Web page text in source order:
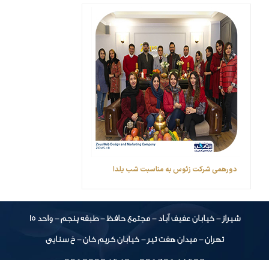
دورهمی شرکت زئوس به مناسبت شب یلدا
شیراز - خیابان عفیف آباد - مجتمع حافظ - طبقه پنجم - واحد 15
تهران - میدان هفت تیر - خیابان کریم خان - خ سنایی